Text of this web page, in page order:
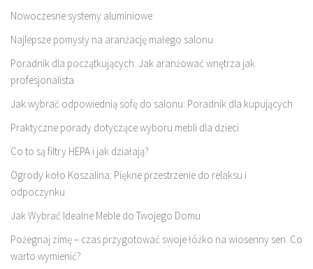
Nowoczesne systemy aluminiowe
Najlepsze pomysły na aranżację małego salonu
Poradnik dla początkujących: Jak aranżować wnętrza jak
profesjonalista
Jak wybrać odpowiednią sofę do salonu: Poradnik dla kupujących
Praktyczne porady dotyczące wyboru mebli dla dzieci
Co to są filtry HEPA i jak działają?
Ogrody koło Koszalina: Piękne przestrzenie do relaksu i
odpoczynku
Jak Wybrać Idealne Meble do Twojego Domu
Pożegnaj zimę – czas przygotować swoje łóżko na wiosenny sen. Co
warto wymienić?